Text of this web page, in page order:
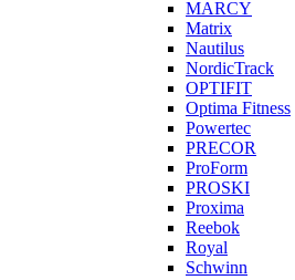
MARCY
Matrix
Nautilus
NordicTrack
OPTIFIT
Optima Fitness
Powertec
PRECOR
ProForm
PROSKI
Proxima
Reebok
Royal
Schwinn